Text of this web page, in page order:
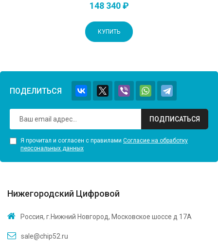
148 340 ₽
КУПИТЬ
ПОДЕЛИТЬСЯ
ПОДПИСАТЬСЯ
Я прочитал и согласен с правилами Согласие на обработку
персональных данных
Нижегородский Цифровой
Россия, г.Нижний Новгород, Московское шоссе д 17А
sale@chip52.ru